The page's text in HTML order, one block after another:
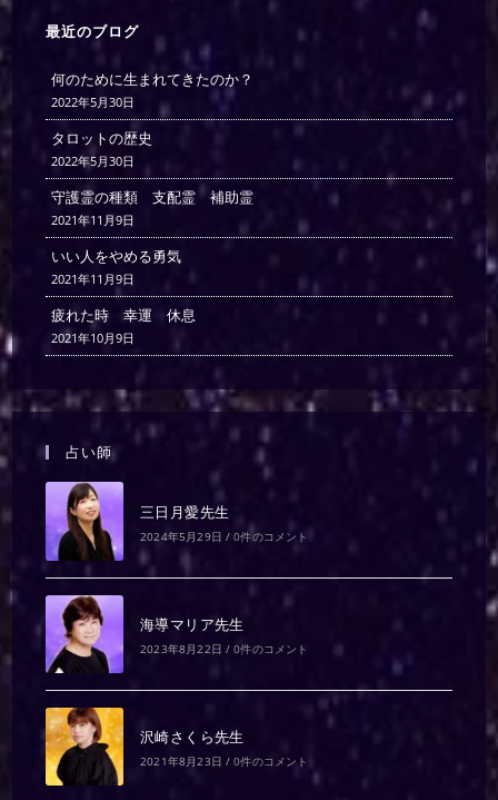
最近のブログ
何のために生まれてきたのか？
2022年5月30日
タロットの歴史
2022年5月30日
守護霊の種類 支配霊 補助霊
2021年11月9日
いい人をやめる勇気
2021年11月9日
疲れた時 幸運 休息
2021年10月9日
占い師
三日月愛先生
2024年5月29日 / 0件のコメント
海導マリア先生
2023年8月22日 / 0件のコメント
沢崎さくら先生
2021年8月23日 / 0件のコメント